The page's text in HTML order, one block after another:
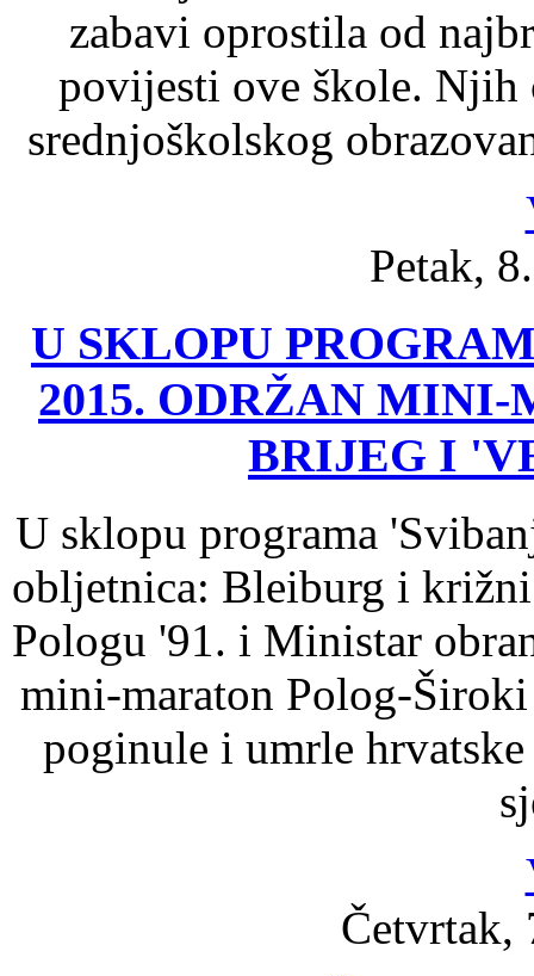
zabavi oprostila od
povijesti ove škole. Njih
srednjoškolskog
Petak,
U SKLOPU
2015. ODRŽAN
BRIJEG I
U sklopu programa
obljetnica: Bleiburg i
Pologu '91. i Ministar
mini-maraton Polog-
poginule i umrle
Četvrtak,